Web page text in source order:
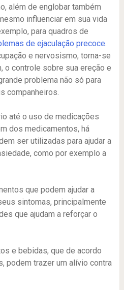
além de englobar também
influenciar em sua vida
para quadros de
de ejaculação precoce.
e nervosismo, torna-se
o controle sobre sua ereção e
problema não só para
companheiros.
até o uso de medicações
dos medicamentos, há
ser utilizadas para ajudar a
como por exemplo a
que podem ajudar a
sintomas, principalmente
que ajudam a reforçar o
e bebidas, que de acordo
podem trazer um alívio contra